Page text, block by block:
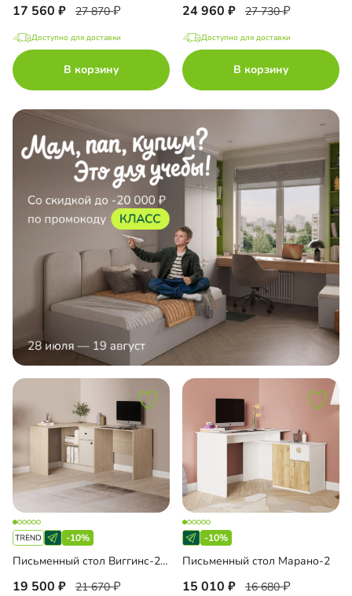
17 560 27 870
Доступно для доставки
В корзину
24 960 27 730
Доступно для доставки
В корзину
-10%
Письменный стол Виггинс-2 угловой
19 500 21 670
-10%
Письменный стол Марано-2
15 010 16 680